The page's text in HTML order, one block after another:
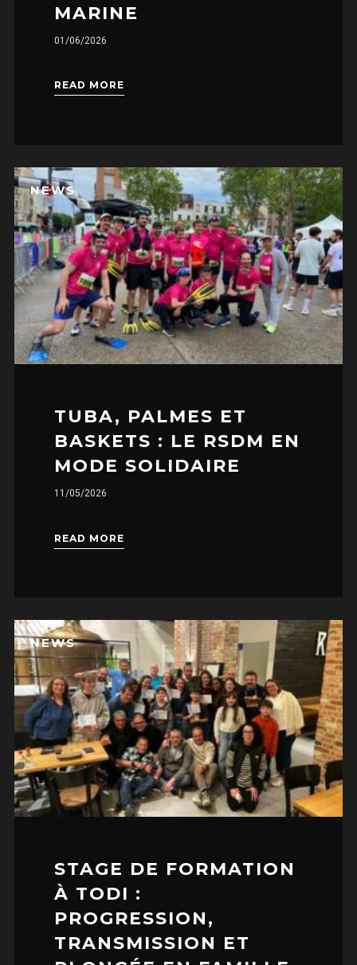
LOGIN
Username or email address*
Password
Remember me
MARINE
01/06/2026
READ MORE
NEWS
TUBA, PALMES ET
BASKETS : LE RSDM EN
MODE SOLIDAIRE
11/05/2026
READ MORE
NEWS
STAGE DE FORMATION
À TODI :
PROGRESSION,
TRANSMISSION ET